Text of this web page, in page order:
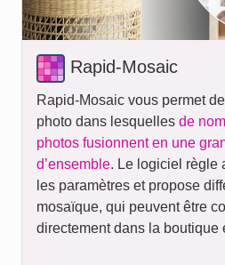
Rapid-Mosaic
Rapid-Mosaic vous permet
photo dans lesquelles de
photos fusionnent en une
d’ensemble. Le logiciel règle
les paramètres et propose
mosaïque, qui peuvent être
directement dans la boutique